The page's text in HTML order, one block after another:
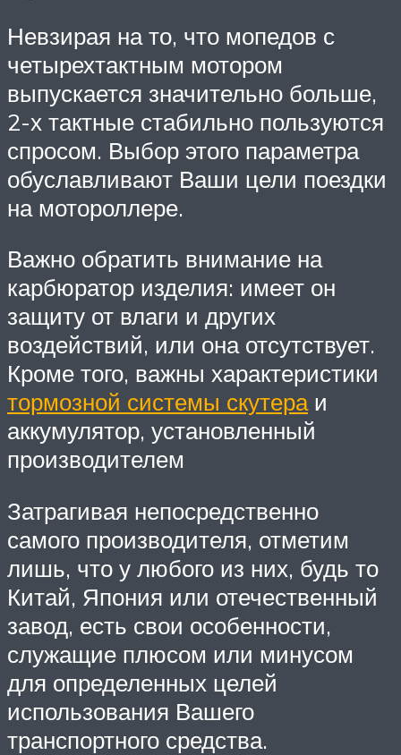
Невзирая на то, что мопедов с
четырехтактным мотором
выпускается значительно больше,
2-х тактные стабильно пользуются
спросом. Выбор этого параметра
обуславливают Ваши цели поездки
на мотороллере.
Важно обратить внимание на
карбюратор изделия: имеет он
защиту от влаги и других
воздействий, или она отсутствует.
Кроме того, важны характеристики
тормозной системы скутераи
аккумулятор, установленный
производителем
Затрагивая непосредственно
самого производителя, отметим
лишь, что у любого из них, будь то
Китай, Япония или отечественный
завод, есть свои особенности,
служащие плюсом или минусом
для определенных целей
использования Вашего
транспортного средства.